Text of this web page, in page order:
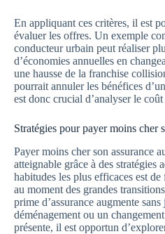
En appliquant ces critères, il est
évaluer les offres. Un exemple
conducteur urbain peut réaliser
d’économies annuelles en
une hausse de la franchise
pourrait annuler les bénéfices
est donc crucial d’analyser le
Stratégies pour payer moins cher
Payer moins cher son assurance
atteignable grâce à des stratégies
habitudes les plus efficaces est
au moment des grandes
prime d’assurance augmente
déménagement ou un
présente, il est opportun